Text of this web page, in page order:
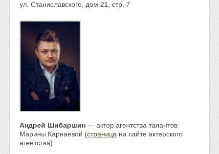
ул. Станиславского, дом 21, стр. 7
Андрей Шибаршин — актер агентства талантов
Марины Карнаевой (страница на сайте актерского
агентства)